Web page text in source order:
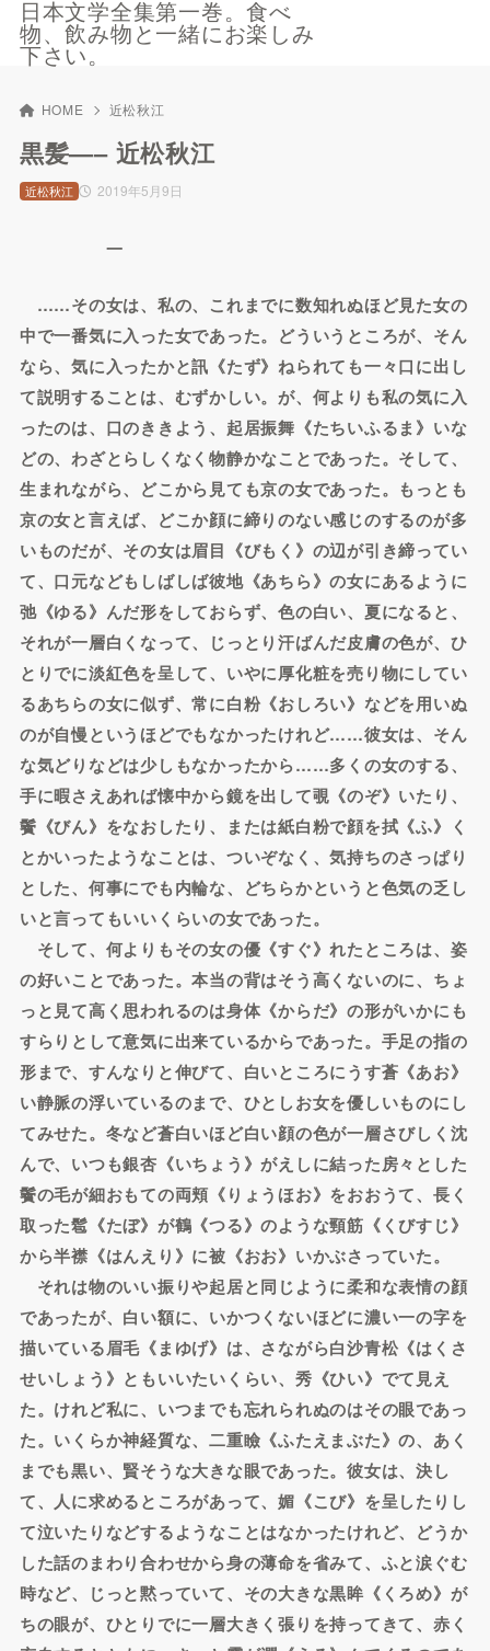
日本文学全集第一巻。食べ
物、飲み物と一緒にお楽しみ
下さい。
HOME 近松秋江
黒髪—– 近松秋江
2019年5月9日
近松秋江
一
……その女は、私の、これまでに数知れぬほど見た女の
中で一番気に入った女であった。どういうところが、そん
なら、気に入ったかと訊《たず》ねられても一々口に出し
て説明することは、むずかしい。が、何よりも私の気に入
ったのは、口のききよう、起居振舞《たちいふるま》いな
どの、わざとらしくなく物静かなことであった。そして、
生まれながら、どこから見ても京の女であった。もっとも
京の女と言えば、どこか顔に締りのない感じのするのが多
いものだが、その女は眉目《びもく》の辺が引き締ってい
て、口元などもしばしば彼地《あちら》の女にあるように
弛《ゆる》んだ形をしておらず、色の白い、夏になると、
それが一層白くなって、じっとり汗ばんだ皮膚の色が、ひ
とりでに淡紅色を呈して、いやに厚化粧を売り物にしてい
るあちらの女に似ず、常に白粉《おしろい》などを用いぬ
のが自慢というほどでもなかったけれど……彼女は、そん
な気どりなどは少しもなかったから……多くの女のする、
手に暇さえあれば懐中から鏡を出して覗《のぞ》いたり、
鬢《びん》をなおしたり、または紙白粉で顔を拭《ふ》く
とかいったようなことは、ついぞなく、気持ちのさっぱり
とした、何事にでも内輪な、どちらかというと色気の乏し
いと言ってもいいくらいの女であった。
そして、何よりもその女の優《すぐ》れたところは、姿
の好いことであった。本当の背はそう高くないのに、ちょ
っと見て高く思われるのは身体《からだ》の形がいかにも
すらりとして意気に出来ているからであった。手足の指の
形まで、すんなりと伸びて、白いところにうす蒼《あお》
い静脈の浮いているのまで、ひとしお女を優しいものにし
てみせた。冬など蒼白いほど白い顔の色が一層さびしく沈
んで、いつも銀杏《いちょう》がえしに結った房々とした
鬢の毛が細おもての両頬《りょうほお》をおおうて、長く
取った髱《たぼ》が鶴《つる》のような頸筋《くびすじ》
から半襟《はんえり》に被《おお》いかぶさっていた。
それは物のいい振りや起居と同じように柔和な表情の顔
であったが、白い額に、いかつくないほどに濃い一の字を
描いている眉毛《まゆげ》は、さながら白沙青松《はくさ
せいしょう》ともいいたいくらい、秀《ひい》でて見え
た。けれど私に、いつまでも忘れられぬのはその眼であっ
た。いくらか神経質な、二重瞼《ふたえまぶた》の、あく
までも黒い、賢そうな大きな眼であった。彼女は、決し
て、人に求めるところがあって、媚《こび》を呈したりし
て泣いたりなどするようなことはなかったけれど、どうか
した話のまわり合わせから身の薄命を省みて、ふと涙ぐむ
時など、じっと黙っていて、その大きな黒眸《くろめ》が
ちの眼が、ひとりでに一層大きく張りを持ってきて、赤く